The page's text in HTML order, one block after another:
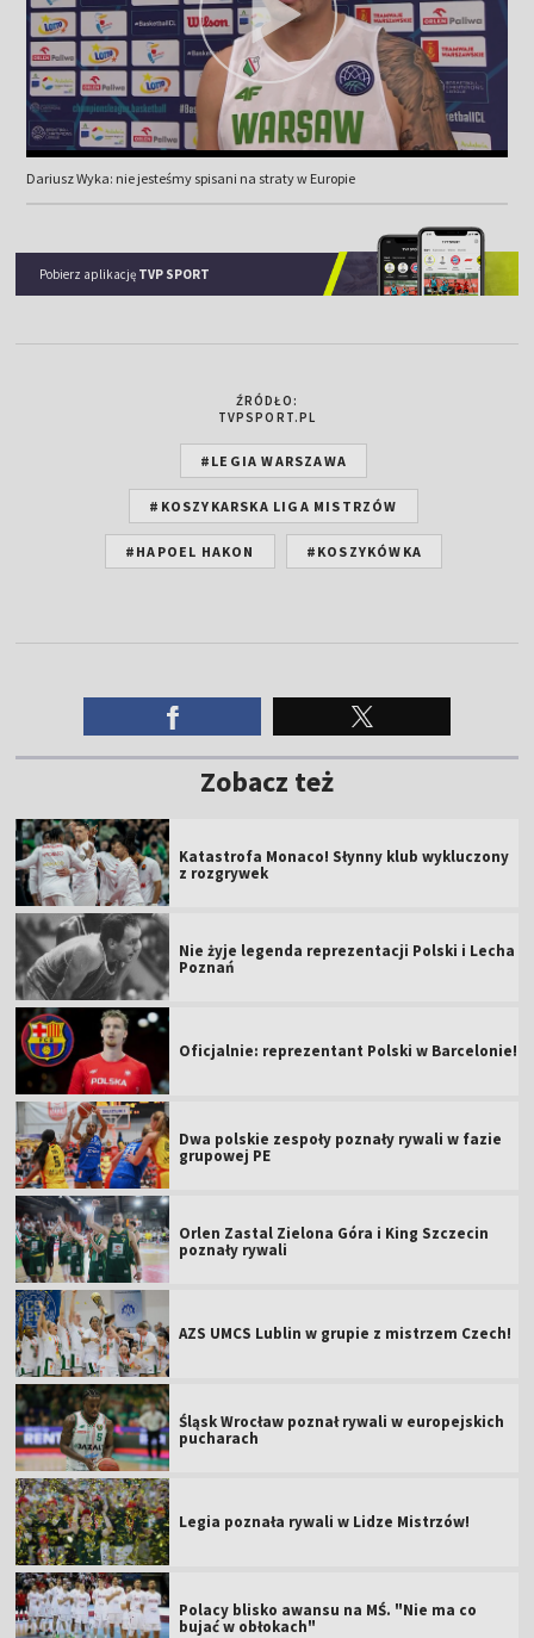
Dariusz Wyka: nie jesteśmy spisani na straty w Europie
Pobierz aplikację TVP SPORT
ŹRÓDŁO:
TVPSPORT.PL
#LEGIA WARSZAWA
#KOSZYKARSKA LIGA MISTRZÓW
#HAPOEL HAKON #KOSZYKÓWKA
Zobacz też
Katastrofa Monaco! Słynny klub wykluczony
z rozgrywek
Nie żyje legenda reprezentacji Polski i Lecha
Poznań
Oficjalnie: reprezentant Polski w Barcelonie!
Dwa polskie zespoły poznały rywali w fazie
grupowej PE
Orlen Zastal Zielona Góra i King Szczecin
poznały rywali
AZS UMCS Lublin w grupie z mistrzem Czech!
Śląsk Wrocław poznał rywali w europejskich
pucharach
Legia poznała rywali w Lidze Mistrzów!
Polacy blisko awansu na MŚ. "Nie ma co
bujać w obłokach"